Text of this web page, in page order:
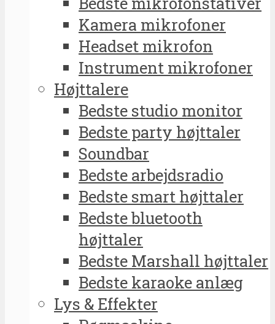
Kamera mikrofoner
Headset mikrofon
Instrument mikrofoner
Højttalere
Bedste studio monitor
Bedste party højttaler
Soundbar
Bedste arbejdsradio
Bedste smart højttaler
Bedste bluetooth
højttaler
Bedste Marshall højttaler
Bedste karaoke anlæg
Lys & Effekter